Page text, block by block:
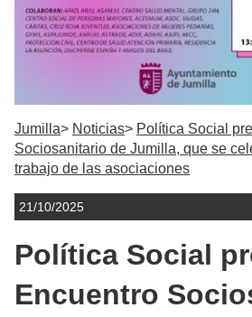
Jumilla Noticias
Política Social
Sociosanitario de Jumilla, que se
trabajo de las asociaciones
21/10/2025
Política Social
Encuentro